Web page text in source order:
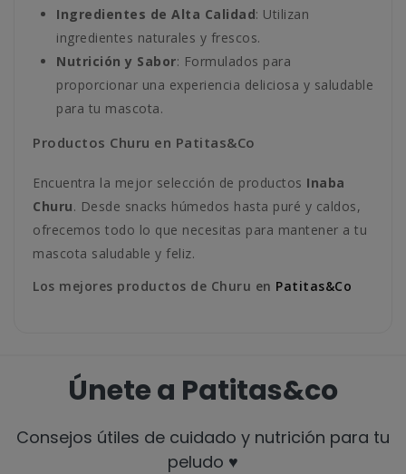
Ingredientes de Alta Calidad: Utilizan
ingredientes naturales y frescos.
Nutrición y Sabor: Formulados para
proporcionar una experiencia deliciosa y saludable
para tu mascota.
Productos Churu en Patitas&Co
Encuentra la mejor selección de productos Inaba
Churu. Desde snacks húmedos hasta puré y caldos,
ofrecemos todo lo que necesitas para mantener a tu
mascota saludable y feliz.
Los mejores productos de Churu en Patitas&Co
Únete a Patitas&co
Consejos útiles de cuidado y nutrición para tu
peludo ♥️